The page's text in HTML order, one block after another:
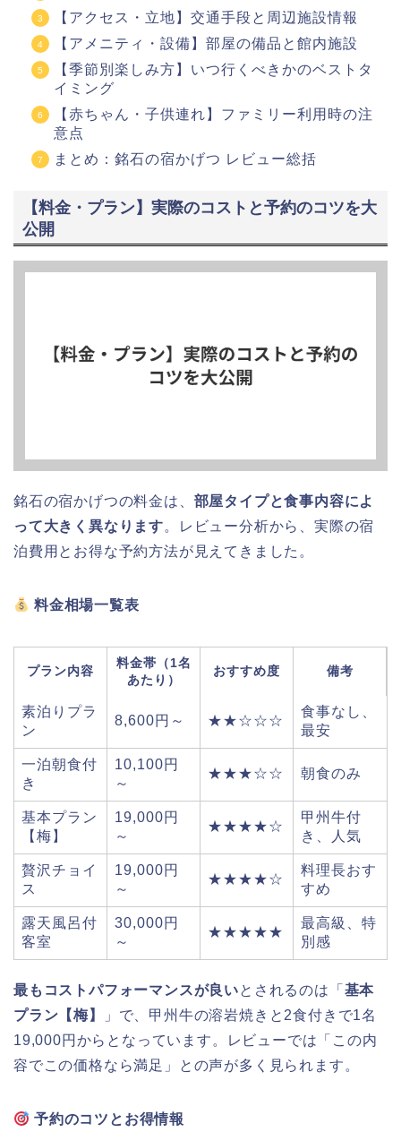
【アクセス・立地】交通手段と周辺施設情報
【アメニティ・設備】部屋の備品と館内施設
【季節別楽しみ方】いつ行くべきかのベストタ
イミング
【赤ちゃん・子供連れ】ファミリー利用時の注
意点
まとめ：銘石の宿かげつ レビュー総括
【料金・プラン】実際のコストと予約のコツを大
公開
銘石の宿かげつの料金は、 部屋タイプと食事内容によ
って大きく異なります。レビュー分析から、実際の宿
泊費用とお得な予約方法が見えてきました。
料金相場一覧表
プラン内容
料金帯（1名
あたり）
おすすめ度 備考
素泊りプラ
ン
8,600円～ ★★☆☆☆
食事なし、
最安
一泊朝食付
き
10,100円
～
★★★☆☆ 朝食のみ
基本プラン
【梅】
19,000円
～
★★★★☆
甲州牛付
き、人気
贅沢チョイ
ス
19,000円
～
★★★★☆
料理長おす
すめ
露天風呂付
客室
30,000円
～
★★★★★
最高級、特
別感
最もコストパフォーマンスが良いとされるのは「 基本
プラン【梅】
」で、甲州牛の溶岩焼きと2食付きで1名
19,000円からとなっています。レビューでは「この内
容でこの価格なら満足」との声が多く見られます。
予約のコツとお得情報